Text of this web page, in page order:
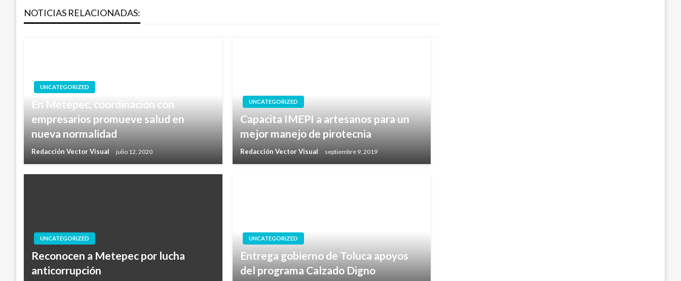
entradas
NOTICIAS RELACIONADAS:
UNCATEGORIZED
En Metepec, coordinación con
empresarios promueve salud en
nueva normalidad
Redacción Vector Visual julio 12, 2020
UNCATEGORIZED
Capacita IMEPI a artesanos para un
mejor manejo de pirotecnia
Redacción Vector Visual septiembre 9, 2019
UNCATEGORIZED
Reconocen a Metepec por lucha
anticorrupción
UNCATEGORIZED
Entrega gobierno de Toluca apoyos
del programa Calzado Digno